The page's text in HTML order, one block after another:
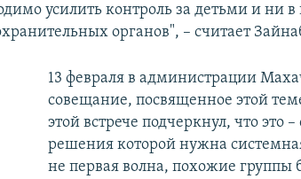
усилить контроль за детьми и ни
органов", – считает
13 февраля в администрации
совещание, посвященное этой
этой встрече подчеркнул, что это
решения которой нужна
не первая волна, похожие